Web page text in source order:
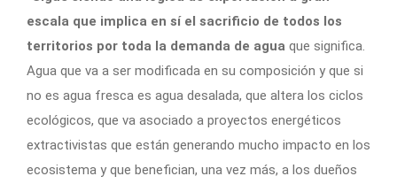
escala que implica en sí el sacrificio de todos los
territorios por toda la demanda de agua que significa.
Agua que va a ser modificada en su composición y que si
no es agua fresca es agua desalada, que altera los ciclos
ecológicos, que va asociado a proyectos energéticos
extractivistas que están generando mucho impacto en los
ecosistema y que benefician, una vez más, a los dueños